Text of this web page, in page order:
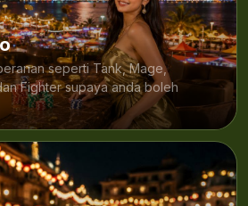
seperti Tank, Mage,
Fighter supaya anda boleh